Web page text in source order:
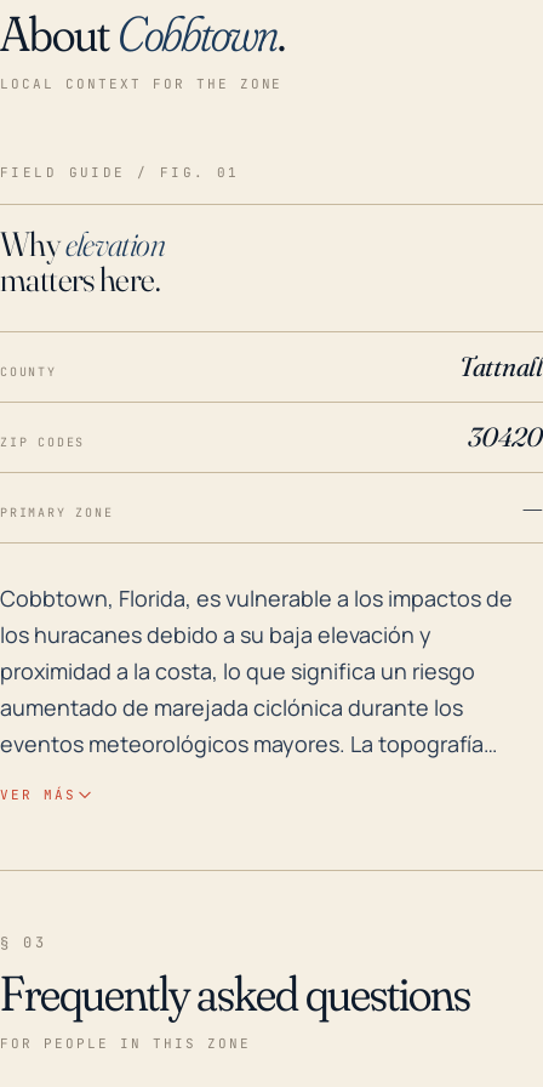
AboutCobbtown.
LOCAL CONTEXT FOR THE ZONE
FIELD GUIDE / FIG. 01
Whyelevation
matters here.
COUNTY Tattnall
ZIP CODES 30420
PRIMARY ZONE —
Cobbtown, Florida, es vulnerable a los impactos de
Cobbtown, Florida, es vulnerable a los impactos de
los huracanes debido a su baja elevación y
proximidad a la costa, lo que significa un riesgo
aumentado de marejada ciclónica durante los
eventos meteorológicos mayores. La topografía
predominantemente plana de la región no ayuda
potencialmente, a cortes de energía. Teniendo en
cuenta el riesgo histórico de inundaciones, la región
VER MÁS
§ 03
Frequently asked questions
FOR PEOPLE IN THIS ZONE